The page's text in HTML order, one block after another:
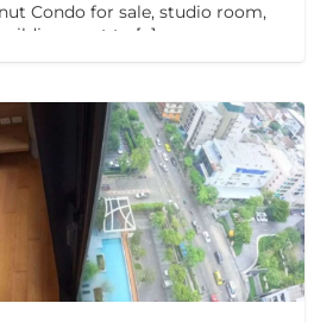
Condo for sale, studio room,
next to […]